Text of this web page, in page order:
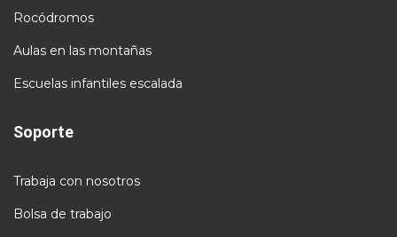
Rocódromos
Aulas en las montañas
Escuelas infantiles escalada
Soporte
Trabaja con nosotros
Bolsa de trabajo